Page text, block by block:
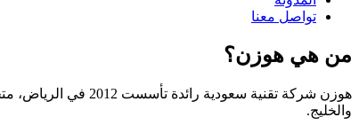
تواصل معنا
من هي هوزن؟
والخليج.